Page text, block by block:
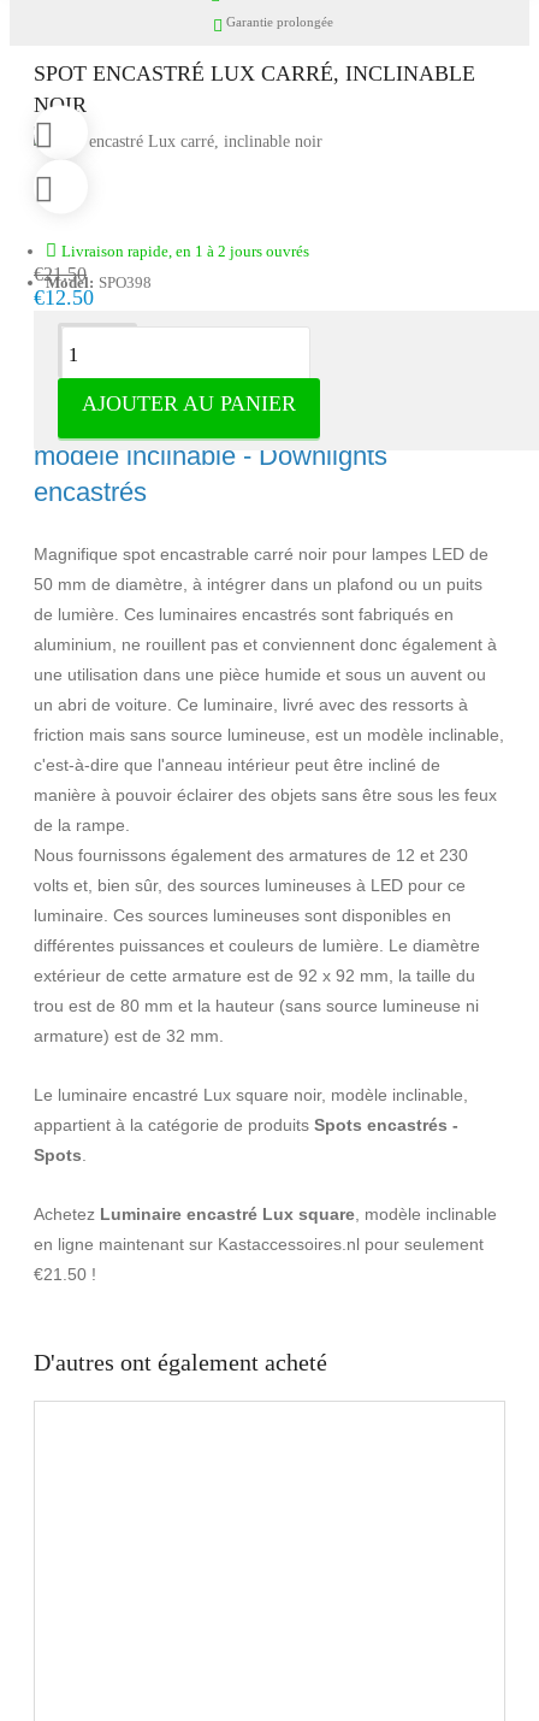
Garantie prolongée
SPOT ENCASTRÉ LUX CARRÉ, INCLINABLE
NOIR
Livraison rapide, en 1 à 2 jours ouvrés
Model: SPO398
€21.50
€12.50
AJOUTER AU PANIER
Description
Downlight encastré Lux square noir,
modèle inclinable - Downlights
encastrés
Magnifique spot encastrable carré noir pour lampes LED de
50 mm de diamètre, à intégrer dans un plafond ou un puits
de lumière. Ces luminaires encastrés sont fabriqués en
aluminium, ne rouillent pas et conviennent donc également à
une utilisation dans une pièce humide et sous un auvent ou
un abri de voiture. Ce luminaire, livré avec des ressorts à
friction mais sans source lumineuse, est un modèle inclinable,
c'est-à-dire que l'anneau intérieur peut être incliné de
manière à pouvoir éclairer des objets sans être sous les feux
de la rampe.
Nous fournissons également des armatures de 12 et 230
volts et, bien sûr, des sources lumineuses à LED pour ce
luminaire. Ces sources lumineuses sont disponibles en
différentes puissances et couleurs de lumière. Le diamètre
extérieur de cette armature est de 92 x 92 mm, la taille du
trou est de 80 mm et la hauteur (sans source lumineuse ni
armature) est de 32 mm.
Le luminaire encastré Lux square noir, modèle inclinable,
appartient à la catégorie de produits Spots encastrés -
Spots
Achetez Luminaire encastré Lux square , modèle inclinable
en ligne maintenant sur Kastaccessoires.nl pour seulement
€21.50 !
D'autres ont également acheté